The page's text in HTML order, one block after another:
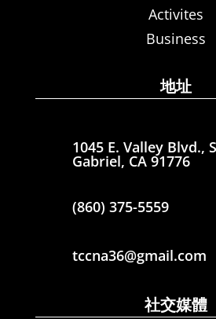
Activites
Business
地址
1045 E. Valley Blvd.,
Gabriel, CA 91776
(860) 375-5559
tccna36@gmail.com
社交媒體